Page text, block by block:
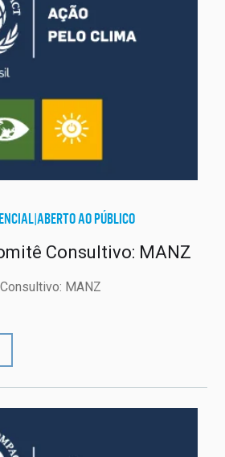
|ABERTO AO PÚBLICO
Consultivo: MANZ
MANZ